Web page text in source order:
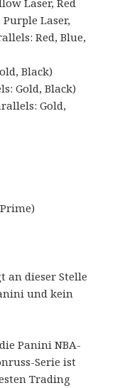
Laser, Red
Purple Laser,
Red, Blue,
Black)
Gold, Black)
Gold,
an dieser Stelle
und kein
Panini NBA-
Serie ist
Trading